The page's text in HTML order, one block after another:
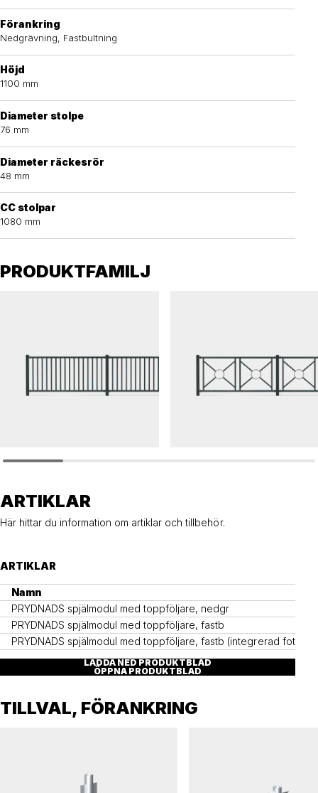
Förankring
Nedgrävning, Fastbultning
Höjd
1100 mm
Diameter stolpe
76 mm
Diameter räckesrör
48 mm
CC stolpar
1080 mm
PRODUKTFAMILJ
ARTIKLAR
Här hittar du information om artiklar och tillbehör.
ARTIKLAR
Namn
PRYDNADS spjälmodul med toppföljare, nedgr
PRYDNADS spjälmodul med toppföljare, fastb
PRYDNADS spjälmodul med toppföljare, fastb (integrerad
LADDA NED PRODUKTBLAD
ÖPPNA PRODUKTBLAD
TILLVAL, FÖRANKRING